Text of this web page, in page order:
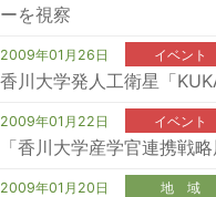
ーを視察
2009年01月26日 イベント
香川大学発人工衛星「
2009年01月22日 イベント
「香川大学産学官連携戦
2009年01月20日 地 域